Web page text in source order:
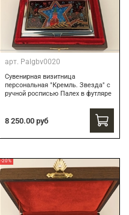
арт. Palgbv0020
Сувенирная визитница
персональная "Кремль. Звезда" с
ручной росписью Палех в футляре
8 250.00 руб
-20%